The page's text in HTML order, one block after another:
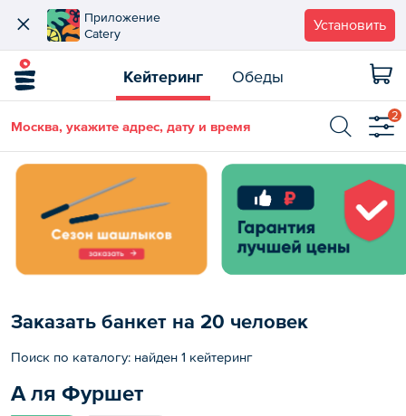
Приложение
Catery
Установить
Кейтеринг Обеды
Москва, укажите адрес, дату и время
2
Заказать банкет на 20 человек
Поиск по каталогу: найден 1 кейтеринг
А ля Фуршет